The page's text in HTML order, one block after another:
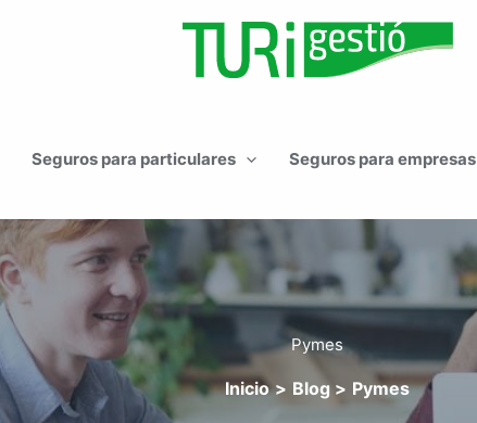
Seguros para particulares Seguros para empresas
Pymes
Inicio Blog Pymes